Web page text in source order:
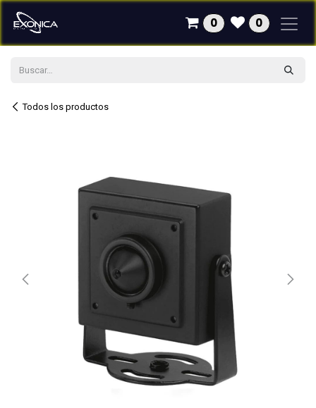
Ir al contenido
0 0
Todos los productos